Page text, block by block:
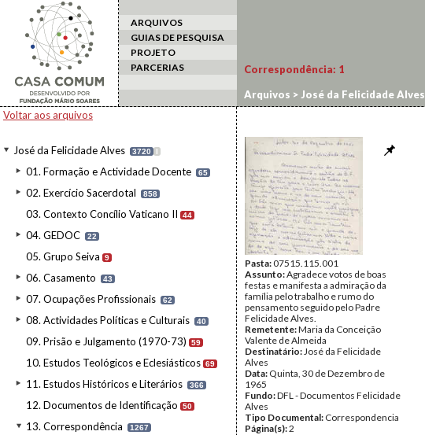
ARQUIVOS
GUIAS DE PESQUISA
PROJETO
PARCERIAS
Voltar aos arquivos
José da Felicidade Alves 3720 I
01. Formação e Actividade Docente 65
02. Exercício Sacerdotal 858
03. Contexto Concílio Vaticano II 44
04. GEDOC 22
05. Grupo Seiva 9
06. Casamento 43
07. Ocupações Profissionais 62
08. Actividades Políticas e Culturais 40
09. Prisão e Julgamento (1970-73) 59
10. Estudos Teológicos e Eclesiásticos 69
11. Estudos Históricos e Literários 366
12. Documentos de Identificação 50
13. Correspondência 1267
Correspondência: 1
Arquivos > José da Felicidade Alves
Pasta:07515.115.001
Assunto:Agradece votos de boas
festas e manifesta a admiração da
família pelo trabalho e rumo do
pensamento seguido pelo Padre
Felicidade Alves.
Remetente:Maria da Conceição
Valente de Almeida
Destinatário:José da Felicidade
Alves
Data: Quinta, 30 de Dezembro de
1965
Fundo:DFL - Documentos Felicidade
Alves
Tipo Documental: Correspondencia
Página(s):2